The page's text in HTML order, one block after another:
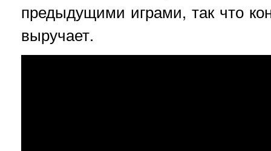
предыдущими играми, так что
выручает.